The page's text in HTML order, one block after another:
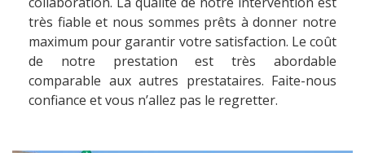
très fiable et nous sommes prêts à donner notre
maximum pour garantir votre satisfaction. Le coût
de notre prestation est très abordable
comparable aux autres prestataires. Faite-nous
confiance et vous n’allez pas le regretter.